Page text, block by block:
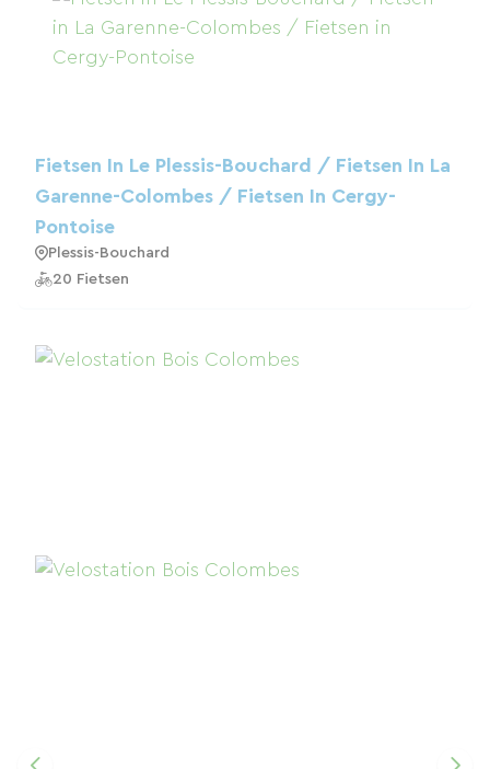
Fietsen In Le Plessis-Bouchard / Fietsen In La
Garenne-Colombes / Fietsen In Cergy-
Pontoise
Plessis-Bouchard
20 Fietsen